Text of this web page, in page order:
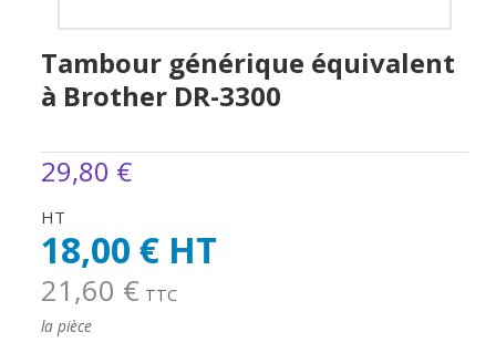
Tambour générique équivalent
à Brother DR-3300
29,80 €
HT
18,00 € HT
21,60 € TTC
la pièce